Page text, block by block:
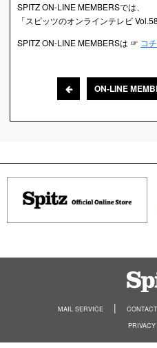
SPITZ ON-LINE MEMBERSでは、
「スピッツのオンラインテレビ
SPITZ ON-LINE MEMBERSは ☞ コ
ON-LINE
MAIL SERVICE CONTACT